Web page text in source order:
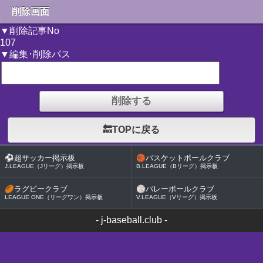
削除画面
▼削除記事No
107
▼編集･削除パス
🔙TOPに戻る
⚽超サッカー掲示板
J.LEAGUE（Jリーグ）掲示板
🏀バスケットボールクラブ
B.LEAGUE（Bリーグ）掲示板
🏉ラグビークラブ
LEAGUE ONE（リーグワン）掲示板
🏐バレーボールクラブ
V.LEAGUE（Vリーグ）掲示板
- j-baseball.club -